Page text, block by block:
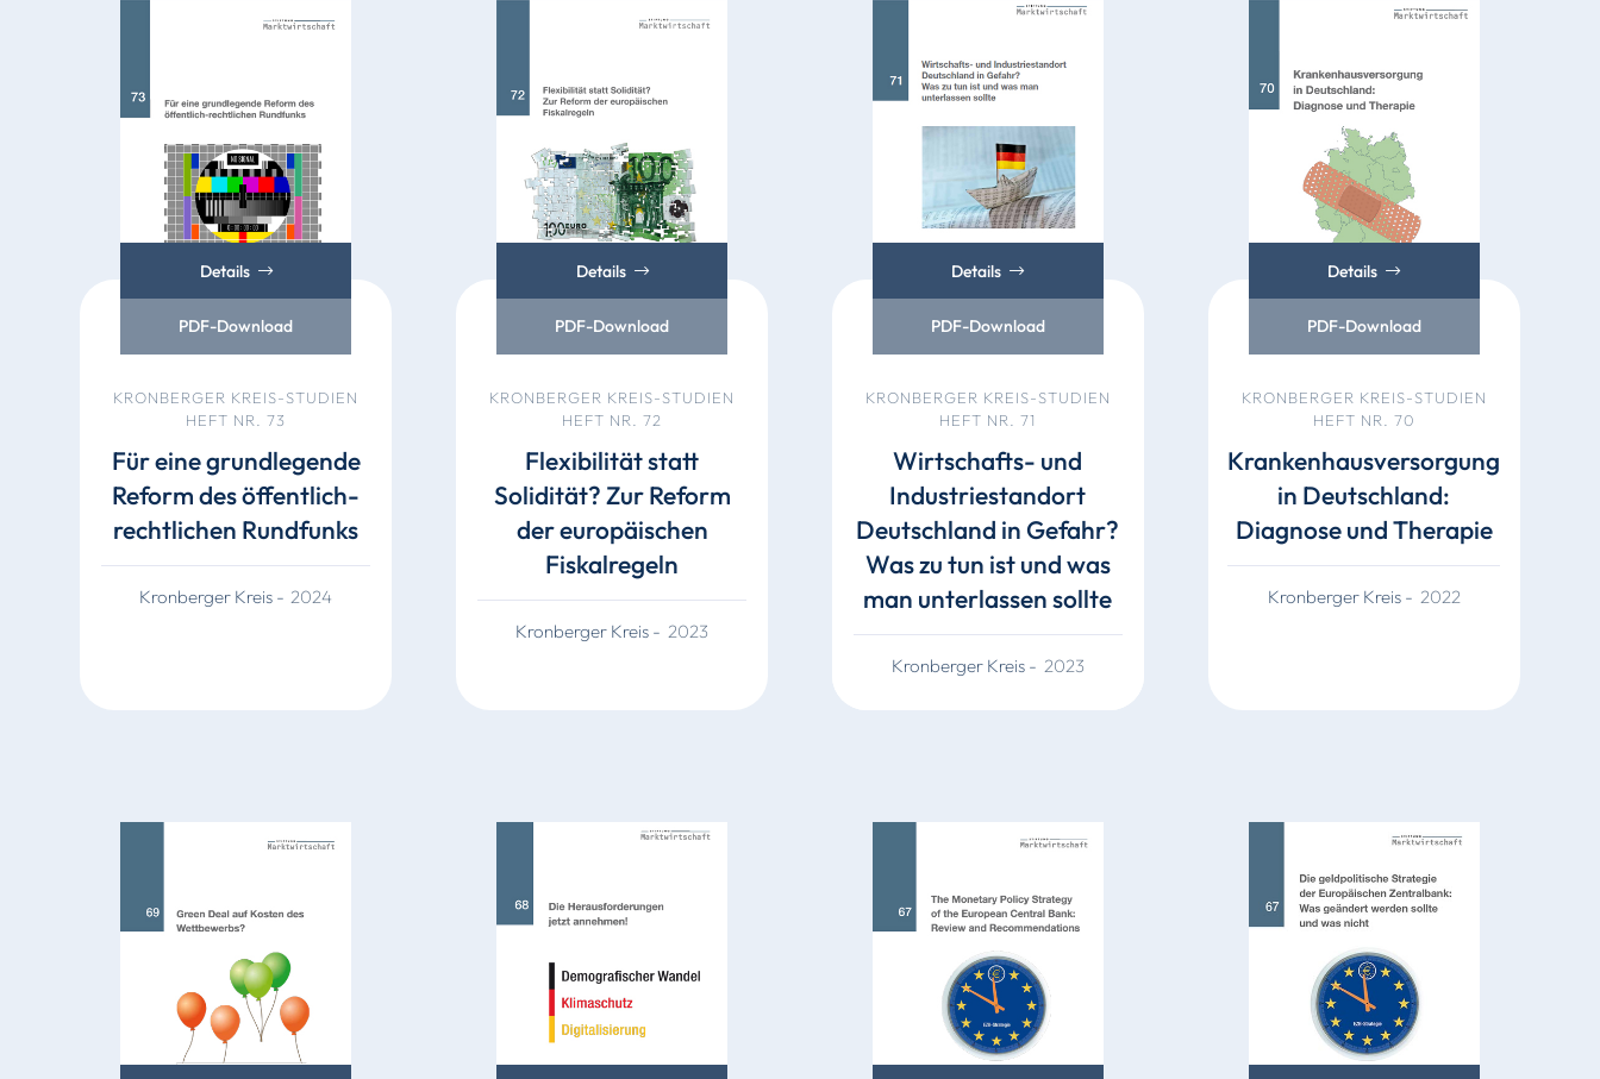
Details
PDF-Download
KRONBERGER KREIS-STUDIEN
HEFT NR. 73
Für eine grundlegende
Reform des öffentlich-
rechtlichen Rundfunks
Kronberger Kreis- 2024
Details
PDF-Download
KRONBERGER KREIS-STUDIEN
HEFT NR. 72
Flexibilität statt
Solidität? Zur Reform
der europäischen
Fiskalregeln
Kronberger Kreis - 2023
Details
PDF-Download
KRONBERGER KREIS-STUDIEN
HEFT NR. 71
Wirtschafts- und
Industriestandort
Deutschland in Gefahr?
Was zu tun ist und was
man unterlassen sollte
Kronberger Kreis - 2023
Details
PDF-Download
KRONBERGER KREIS-STUDIEN
HEFT NR. 70
Krankenhausversorgung
in Deutschland:
Diagnose und Therapie
Kronberger Kreis - 2022